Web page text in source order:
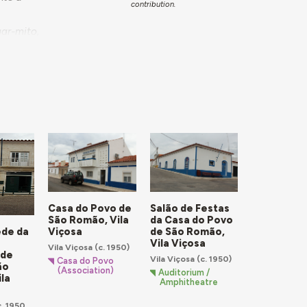
mito,
Aí a
da
vistas,
do
uma
da
e
contribution.
da
Casa do Povo de
São Romão, Vila
Viçosa
Vila Viçosa (c. 1950)
Casa do Povo
(Association)
Salão de Festas
da Casa do Povo
de São Romão,
Vila Viçosa
Vila Viçosa(c. 1950)
Auditorium /
Amphitheatre